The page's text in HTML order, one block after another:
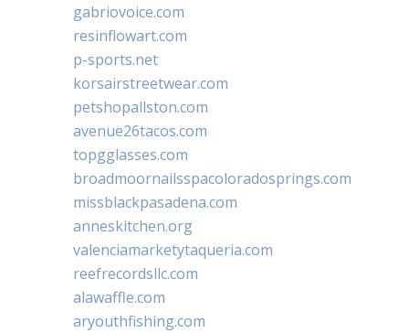
gabriovoice.com
resinflowart.com
p-sports.net
korsairstreetwear.com
petshopallston.com
avenue26tacos.com
topgglasses.com
broadmoornailsspacoloradosprings.com
missblackpasadena.com
anneskitchen.org
valenciamarketytaqueria.com
reefrecordsllc.com
alawaffle.com
aryouthfishing.com